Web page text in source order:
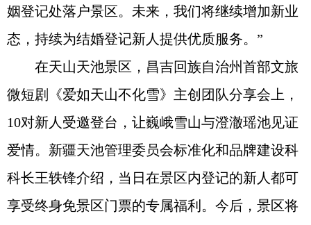
姻登记处落户景区。未来，我们将继续增加新业
态，持续为结婚登记新人提供优质服务。”
在天山天池景区，昌吉回族自治州首部文旅
微短剧《爱如天山不化雪》主创团队分享会上，
10对新人受邀登台，让巍峨雪山与澄澈瑶池见证
爱情。新疆天池管理委员会标准化和品牌建设科
科长王轶锋介绍，当日在景区内登记的新人都可
享受终身免景区门票的专属福利。今后，景区将